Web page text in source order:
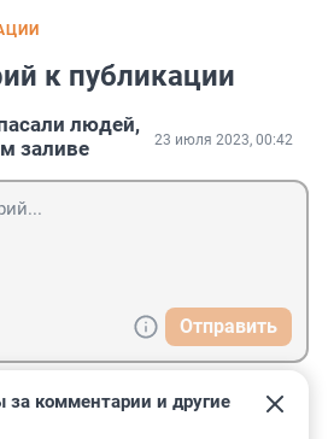
к публикации
людей,
заливе
23 июля 2023, 00:42
Отправить
за комментарии и другие